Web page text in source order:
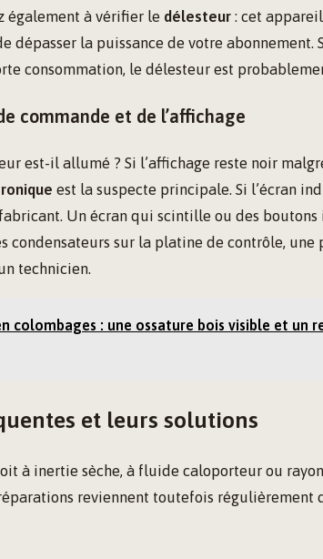
également à vérifier le délesteur : cet
dépasser la puissance de votre abonnement.
consommation, le délesteur est
commande et de l’affichage
est-il allumé ? Si l’affichage reste noir
est la suspecte principale. Si l’écran
Un écran qui scintille ou des boutons
condensateurs sur la platine de contrôle, une
technicien.
colombages : une ossature bois visible et un
et leurs solutions
à inertie sèche, à fluide caloporteur ou
reviennent toutefois régulièrement